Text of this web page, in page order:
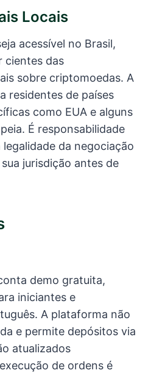
Locais
acessível no Brasil,
cientes das
sobre criptomoedas. A
residentes de países
como EUA e alguns
É responsabilidade
da negociação
jurisdição antes de
demo gratuita,
iniciantes e
A plataforma não
e permite depósitos via
atualizados
de ordens é